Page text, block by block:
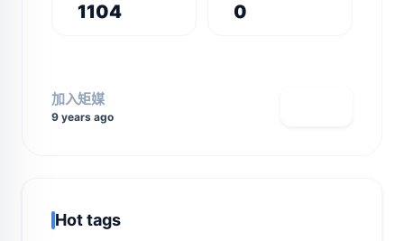
1104 0
加入矩媒
9 years ago
Hot tags